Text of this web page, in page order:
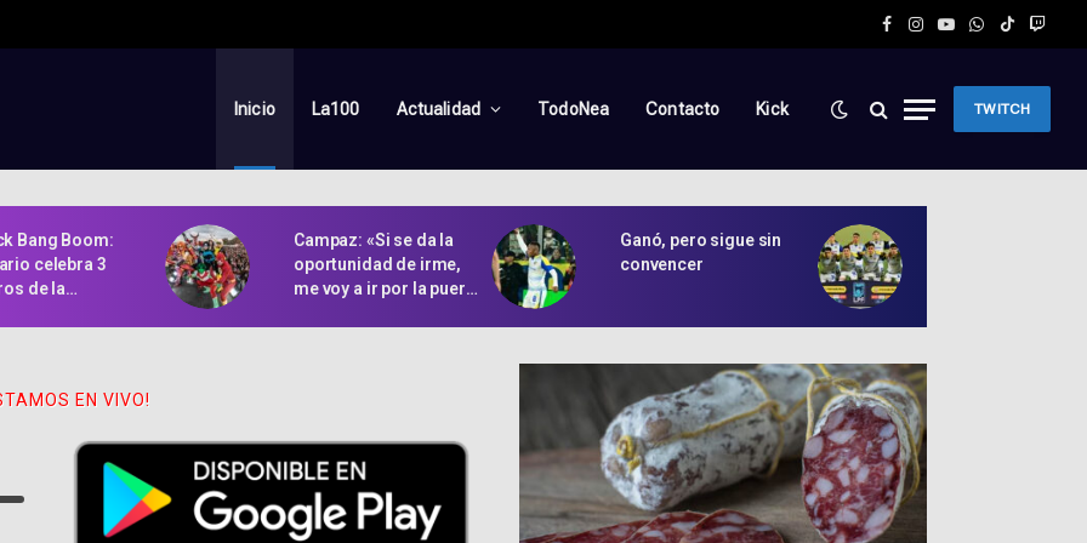
Facebook
Instagram
YouTube
WhatsApp
TikTokTwitch
Inicio La100 Actualidad TodoNea Contacto Kick TWITCH
Boom:
celebra 3
de la
Campaz: «Si se da la
oportunidad de irme,
me voy a ir por la puerta
Ganó, pero sigue sin
convencer
EN VIVO!